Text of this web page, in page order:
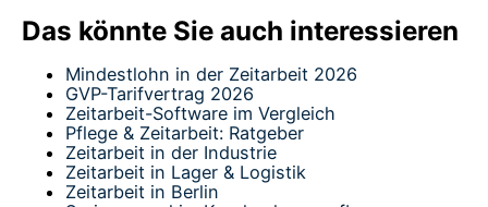
Das könnte Sie auch interessieren
Mindestlohn in der Zeitarbeit 2026
GVP-Tarifvertrag 2026
Zeitarbeit-Software im Vergleich
Pflege & Zeitarbeit: Ratgeber
Zeitarbeit in der Industrie
Zeitarbeit in Lager & Logistik
Zeitarbeit in Berlin